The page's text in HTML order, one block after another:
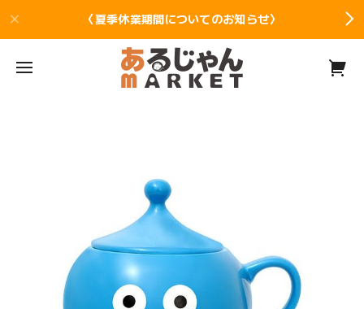
〈夏季休業期間についてのお知らせ〉